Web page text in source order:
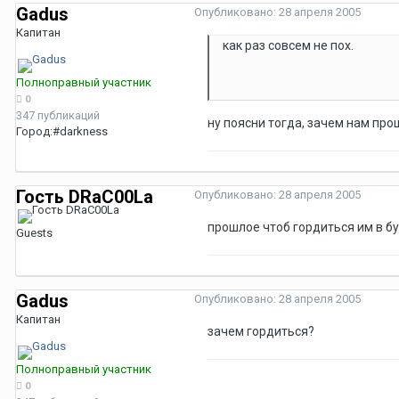
Gadus
Капитан
Полноправный участник
0
347 публикаций
Город:#darkness
Опубликовано: 28 апреля 2005
как раз совсем не пох.
ну поясни тогда, зачем нам
Гость DRaC00La
Guests
Опубликовано: 28 апреля 2005
прошлое чтоб гордиться им в
Gadus
Капитан
Полноправный участник
0
Опубликовано: 28 апреля 2005
зачем гордиться?